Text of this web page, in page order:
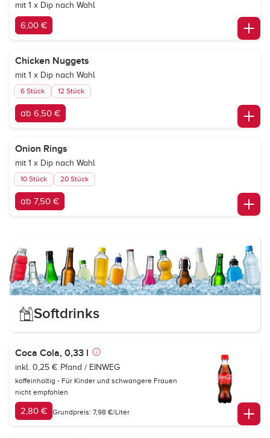
mit 1 x Dip nach Wahl
6,00 €
Chicken Nuggets
mit 1 x Dip nach Wahl
6 Stück 12 Stück
ab 6,50 €
Onion Rings
mit 1 x Dip nach Wahl
10 Stück 20 Stück
ab 7,50 €
Softdrinks
Coca Cola, 0,33 l
inkl. 0,25 € Pfand / EINWEG
koffeinhaltig - Für Kinder und schwangere Frauen
nicht empfohlen
2,80 € Grundpreis: 7,98 €/Liter